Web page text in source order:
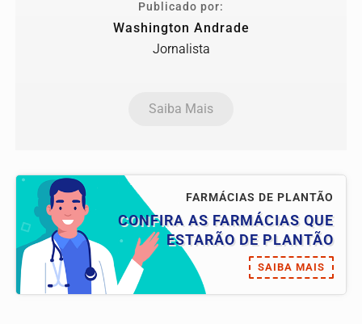
Publicado por:
Washington Andrade
Jornalista
Saiba Mais
FARMÁCIAS DE PLANTÃO
CONFIRA AS FARMÁCIAS QUE
ESTARÃO DE PLANTÃO
SAIBA MAIS